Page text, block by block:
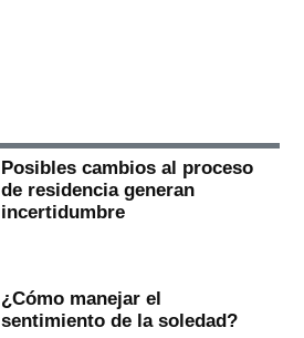
Posibles cambios al proceso
de residencia generan
incertidumbre
¿Cómo manejar el
sentimiento de la soledad?